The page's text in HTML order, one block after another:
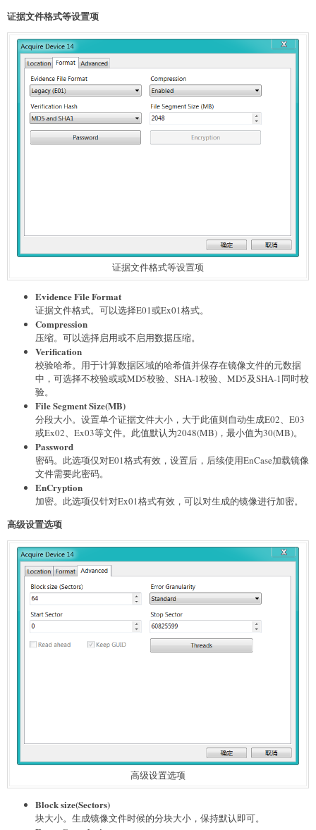
证据文件格式等设置项
证据文件格式等设置项
Evidence File Format
证据文件格式。可以选择E01或Ex01格式。
Compression
压缩。可以选择启用或不启用数据压缩。
Verification
校验哈希。用于计算数据区域的哈希值并保存在镜像文件的元数据
中，可选择不校验或或MD5校验、SHA-1校验、MD5及SHA-1同时校
验。
File Segment Size(MB)
分段大小。设置单个证据文件大小，大于此值则自动生成E02、E03
或Ex02、Ex03等文件。此值默认为2048(MB)，最小值为30(MB)。
Password
密码。此选项仅对E01格式有效，设置后，后续使用EnCase加载镜像
文件需要此密码。
EnCryption
加密。此选项仅针对Ex01格式有效，可以对生成的镜像进行加密。
高级设置选项
高级设置选项
Block size(Sectors)
块大小。生成镜像文件时候的分块大小，保持默认即可。